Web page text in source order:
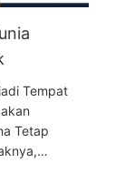
Tempat
Tetap